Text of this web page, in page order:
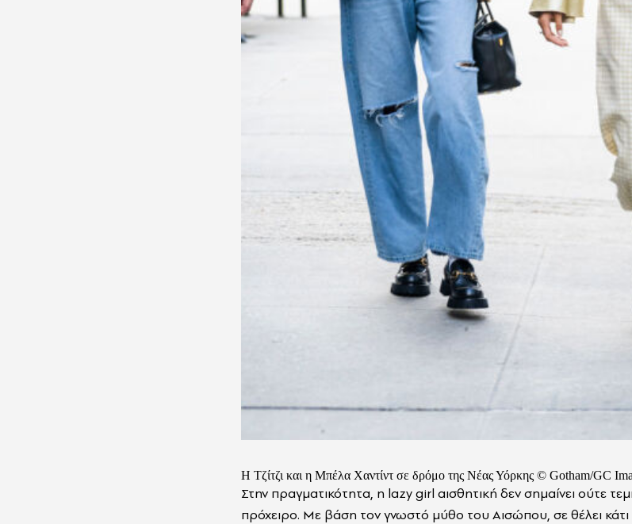
Η Τζίτζι και η Μπέλα Χαντίντ σε δρόμο της Νέας Υόρκης © Gotham/GC
Στην πραγματικότητα, η lazy girl αισθητική δεν σημαίνει ούτε
πρόχειρο. Με βάση τον γνωστό μύθο του Αισώπου, σε θέλει κάτι